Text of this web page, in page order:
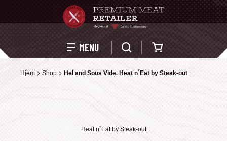
MENU
Hjem Shop Hel and Sous Vide. Heat n´Eat by Steak-out
Hjem Shop Hel and Sous Vide. Heat n´Eat by Steak-out
Heat n`Eat by Steak-out